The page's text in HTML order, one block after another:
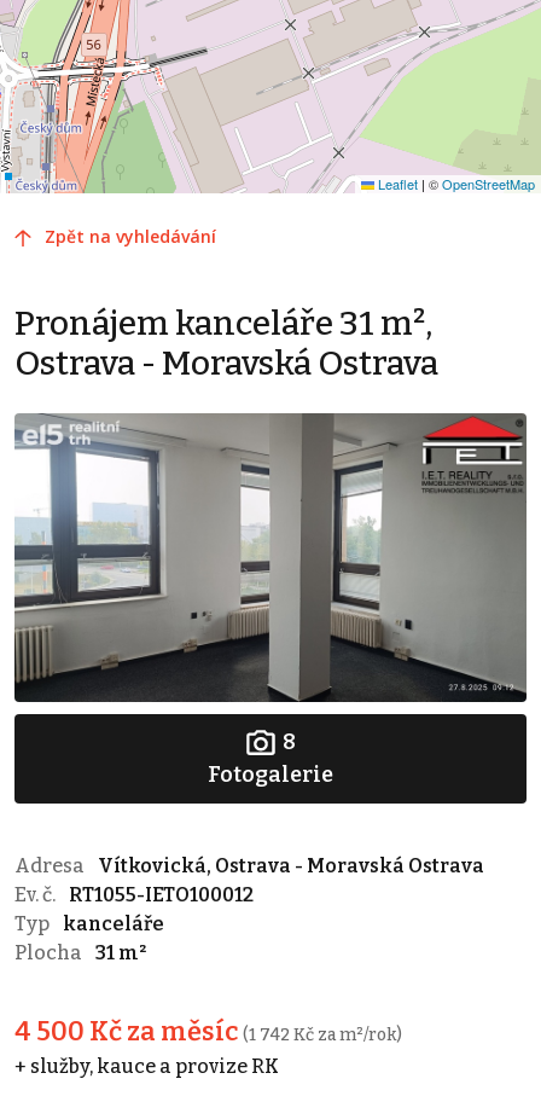
Leaflet | ©OpenStreetMap
Zpět na vyhledávání
Pronájem kanceláře 31 m²,
Ostrava - Moravská Ostrava
8
Fotogalerie
Adresa
Vítkovická, Ostrava - Moravská Ostrava
Ev. č.
RT1055-IETO100012
Typ
kanceláře
Plocha
31 m²
4 500 Kč za měsíc (1 742 Kč za m²/rok)
+ služby, kauce a provize RK